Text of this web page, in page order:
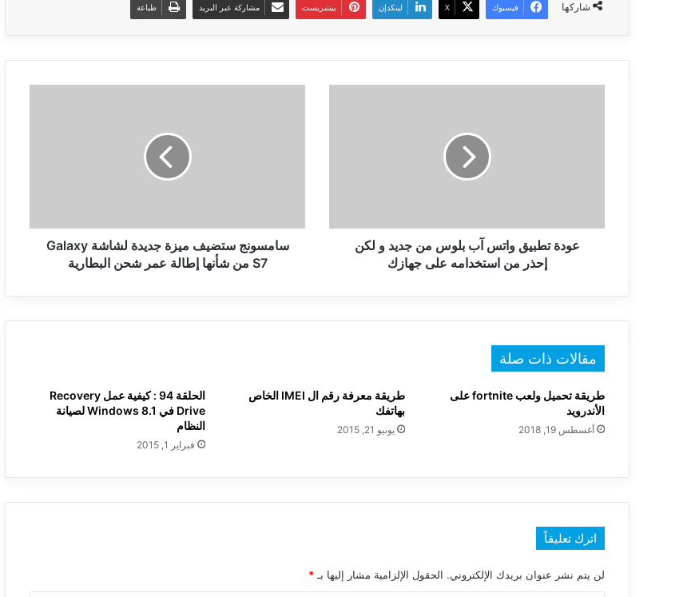
شاركها فيسبوك ‫X لينكدإن بينتيريست مشاركة عبر البريد طباعة
لكن
على
عودة تطبيق واتس آب بلوس من جديد و لكن
إحذر من استخدامه على جهازك
شأنها
إطالة
البطارية
سامسونج ستضيف ميزة جديدة لشاشة Galaxy
S7 من شأنها إطالة عمر شحن البطارية
مقالات ذات صلة
طريقة تحميل ولعب fortnite على
الأندرويد
أغسطس 19, 2018
طريقة معرفة رقم ال IMEI الخاص
بهاتفك
يونيو 21, 2015
الحلقة 94 : كيفية عمل Recovery
Drive في Windows 8.1 لصيانة
النظام
فبراير 1, 2015
اترك تعليقاً
لن يتم نشر عنوان بريدك الإلكتروني. الحقول الإلزامية مشار إليها بـ *